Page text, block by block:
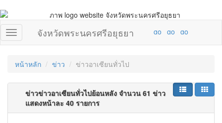
จังหวัดพระนครศรีอยุธยา
หน้าหลัก ข่าว ข่าวอาเซียนทั่วไป
ข่าวข่าวอาเซียนทั่วไปย้อนหลัง จำนวน 61 ข่าว
แสดงหน้าละ 40 รายการ